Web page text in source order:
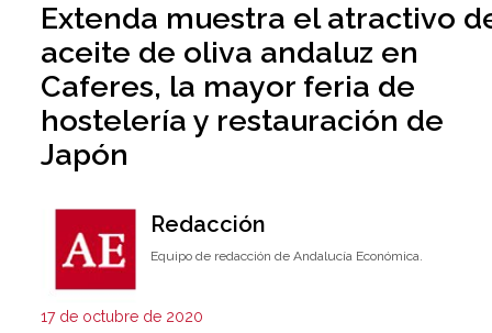
Extenda muestra el atractivo
aceite de oliva andaluz en
Caferes, la mayor feria de
hostelería y restauración de
Japón
Redacción
Equipo de redacción de Andalucía Económica.
17 de octubre de 2020